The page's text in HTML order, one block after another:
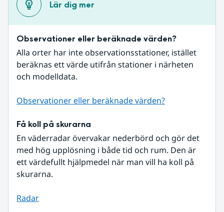
Lär dig mer
Observationer eller beräknade värden?
Alla orter har inte observationsstationer, istället
beräknas ett värde utifrån stationer i närheten
och modelldata.
Observationer eller beräknade värden?
Få koll på skurarna
En väderradar övervakar nederbörd och gör det
med hög upplösning i både tid och rum. Den är
ett värdefullt hjälpmedel när man vill ha koll på
skurarna.
Radar